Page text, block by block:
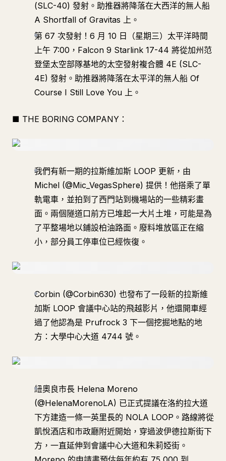
(SLC-40) 發射。助推器將降落在大西洋的無人船
A Shortfall of Gravitas 上。
第 67 次發射！6 月 10 日（星期三）太平洋時間
上午 7:00，Falcon 9 Starlink 17-44 將從加州范
登堡太空部隊基地的太空發射複合體 4E (SLC-
4E) 發射。助推器將降落在太平洋的無人船 Of
Course I Still Love You 上。
■ THE BORING COMPANY：
我們有新一期的拉斯維加斯 LOOP 更新，由
Michel (@Mic_VegasSphere) 提供！他搭乘了單
軌電車，並拍到了西門站到機場站的一些精彩畫
面。兩個隧道口前方已堆起一大片土堆，可能是為
了平整場地以鋪設柏油路面。廢料堆放區正在縮
小，部分員工停車位已經恢復。
Corbin (@Corbin630) 也發布了一段新的拉斯維
加斯 LOOP 會議中心站的飛越影片，他還開車經
過了他認為是 Prufrock 3 下一個挖掘地點的地
方：大學中心大道 4744 號。
紐奧良市長 Helena Moreno
(@HelenaMorenoLA) 已正式提議在洛約拉大道
下方建造一條一英里長的 NOLA LOOP。路線將從
凱悅酒店和市政廳附近開始，穿過波伊德拉斯街下
方，一直延伸到會議中心大道和朱莉婭街。